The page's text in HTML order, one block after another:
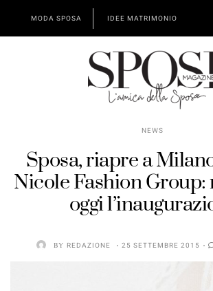
MODA SPOSA IDEE MATRIMONIO
NEWS
Sposa, riapre a
Nicole Fashion Group:
oggi
BY REDAZIONE 25 SETTEMBRE 2015